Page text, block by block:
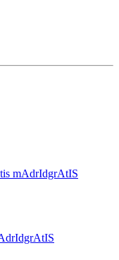
mAdrIdgrAtIS